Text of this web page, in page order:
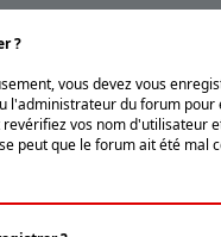
?
vous devez vous
l'administrateur du forum
vos nom d'utilisateur
peut que le forum ait été mal